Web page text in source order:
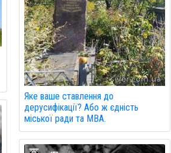
Яке ваше ставлення до
дерусифікації? Або ж єдність
міської ради та МВА.